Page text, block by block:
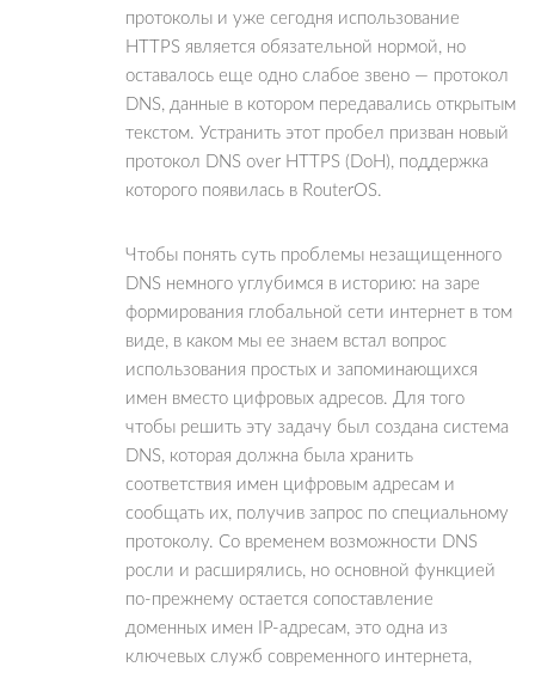
протоколы и уже сегодня использование
HTTPS является обязательной нормой, но
оставалось еще одно слабое звено — протокол
DNS, данные в котором передавались открытым
текстом. Устранить этот пробел призван новый
протокол DNS over HTTPS (DoH), поддержка
которого появилась в RouterOS.
Чтобы понять суть проблемы незащищенного
DNS немного углубимся в историю: на заре
формирования глобальной сети интернет в том
виде, в каком мы ее знаем встал вопрос
использования простых и запоминающихся
имен вместо цифровых адресов. Для того
чтобы решить эту задачу был создана система
DNS, которая должна была хранить
соответствия имен цифровым адресам и
сообщать их, получив запрос по специальному
протоколу. Со временем возможности DNS
росли и расширялись, но основной функцией
по-прежнему остается сопоставление
доменных имен IP-адресам, это одна из
ключевых служб современного интернета,